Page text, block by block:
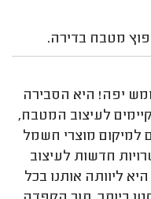
מטבח בדירה.
יפה! היא הסבירה
לעיצוב המטבח,
למיקום מוצרי חשמל
חדשות לעיצוב
ליוותה אותנו בכל